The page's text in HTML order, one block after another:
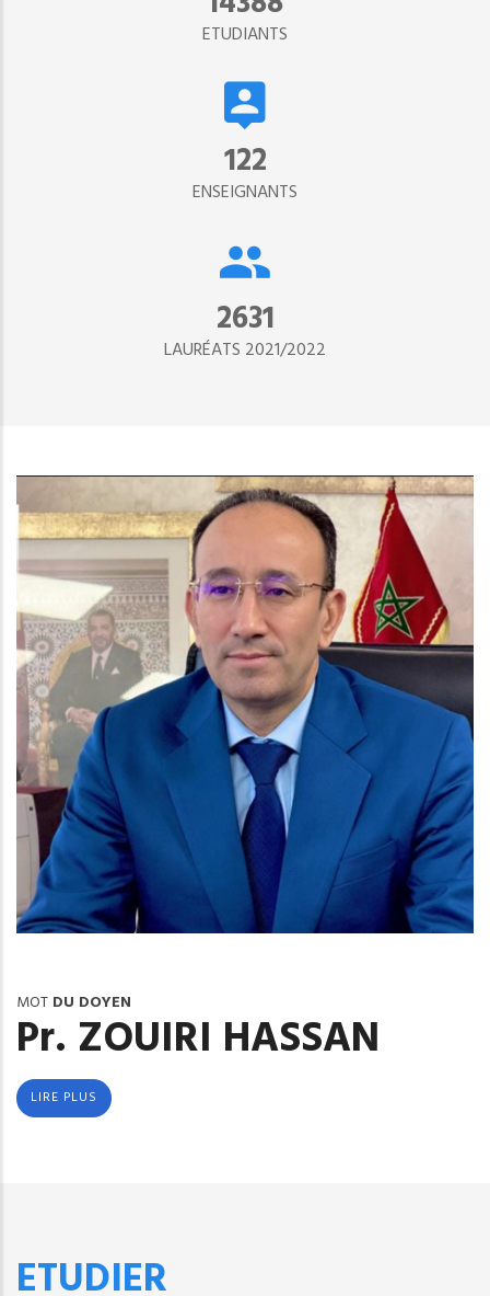
ETUDIANTS
134
ENSEIGNANTS
2890
LAURÉATS 2021/2022
MOT DU DOYEN
Pr. ZOUIRI HASSAN
LIRE PLUS
ETUDIER